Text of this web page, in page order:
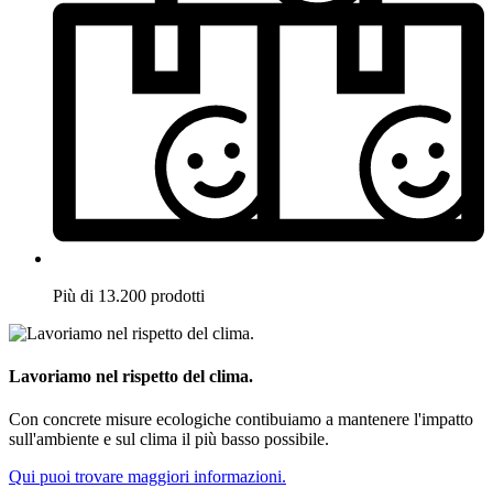
Più di 13.200 prodotti
Lavoriamo nel rispetto del clima.
Con concrete misure ecologiche contibuiamo a mantenere l'impatto
sull'ambiente e sul clima il più basso possibile.
Qui puoi trovare maggiori informazioni.